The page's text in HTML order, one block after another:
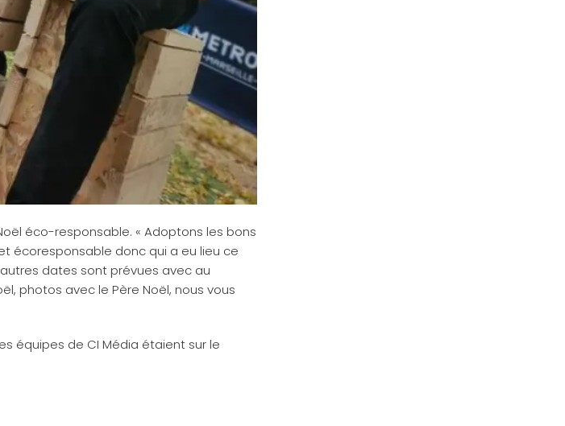
éco-responsable. « Adoptons les bons
écoresponsable donc qui a eu lieu ce
dates sont prévues avec au
photos avec le Père Noël, nous vous
équipes de CI Média étaient sur le